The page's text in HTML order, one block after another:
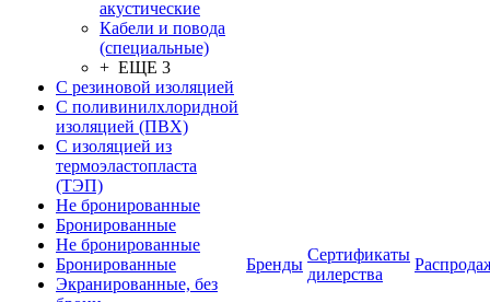
акустические
Кабели и повода
(специальные)
+ ЕЩЕ 3
С резиновой изоляцией
С поливинилхлоридной
изоляцией (ПВХ)
С изоляцией из
термоэластопласта
(ТЭП)
Не бронированные
Бронированные
Не бронированные
Бронированные
Экранированные, без
Бренды
Сертификаты
дилерства